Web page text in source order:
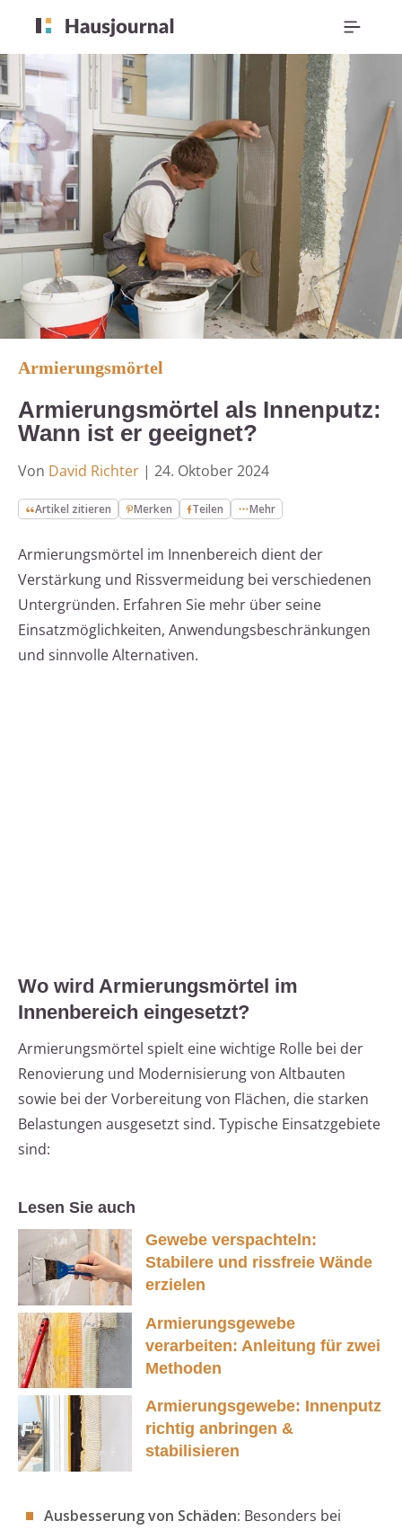
Armierungsmörtel
Armierungsmörtel als Innenputz:
Wann ist er geeignet?
Von David Richter | 24. Oktober 2024
Artikel zitieren Merken Teilen Mehr
Armierungsmörtel im Innenbereich dient der
Verstärkung und Rissvermeidung bei verschiedenen
Untergründen. Erfahren Sie mehr über seine
Einsatzmöglichkeiten, Anwendungsbeschränkungen
und sinnvolle Alternativen.
Wo wird Armierungsmörtel im
Innenbereich eingesetzt?
Armierungsmörtel spielt eine wichtige Rolle bei der
Renovierung und Modernisierung von Altbauten
sowie bei der Vorbereitung von Flächen, die starken
Belastungen ausgesetzt sind. Typische Einsatzgebiete
sind:
Lesen Sie auch
Gewebe verspachteln:
Stabilere und rissfreie Wände
erzielen
Armierungsgewebe
verarbeiten: Anleitung für zwei
Methoden
Armierungsgewebe: Innenputz
richtig anbringen &
stabilisieren
Ausbesserung von Schäden: Besonders bei